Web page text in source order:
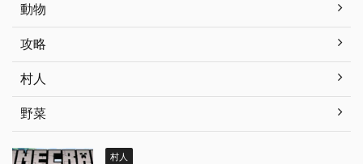
動物
攻略
村人
野菜
村人